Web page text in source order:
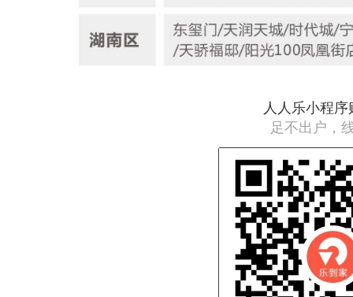
人人乐小程
足不出户，